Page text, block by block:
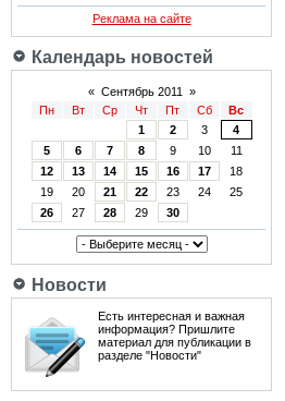
Реклама на сайте
Календарь новостей
« Сентябрь 2011
»
Пн
Вт Ср Чт Пт Сб
Вс
1
2 3
4
5
6 7 8 9 10
11
12
13 14 15 16 17
18
19
20 21 22 23 24
25
26
27 28 29 30
Новости
Есть интересная и важная
информация? Пришлите
материал для публикации в
разделе "Новости"